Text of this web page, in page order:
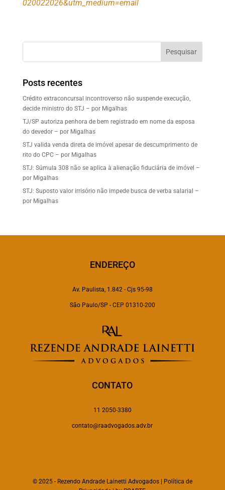
020022026&utm_medium=email
Pesquisar
Posts recentes
Crédito extraconcursal incontroverso não suspende execução,
decide ministro do STJ – por Migalhas
TJ/SP autoriza penhora de bem registrado em nome da esposa
do devedor – por Migalhas
STJ valida venda direta de imóvel apesar de descumprimento de
rito do CPC – por Migalhas
STJ: Súmula 308 não se aplica à alienação fiduciária de imóvel –
por Migalhas
STJ: Suposto valor irrisório não impede busca de verba salarial –
por Migalhas
ENDEREÇO
Av. Paulista, 1.842 - Cjs 95-98
São Paulo/SP - CEP 01310-200
CONTATO
11 2050-3380
contato@raadvogados.adv.br
© 2025 - Rezendo Andrade Lainetti Advogados| Política de